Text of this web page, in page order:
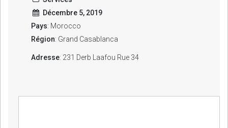
Décembre 5, 2019
Pays: Morocco
Région: Grand Casablanca
Adresse: 231 Derb Laafou Rue 34